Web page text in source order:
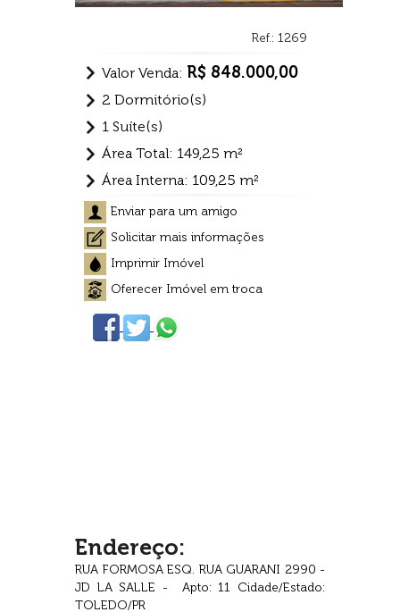
Ref.: 1269
Valor Venda: R$ 848.000,00
2 Dormitório(s)
1 Suíte(s)
Área Total: 149,25 m²
Área Interna: 109,25 m²
Enviar para um amigo
Solicitar mais informações
Imprimir Imóvel
Oferecer Imóvel em troca
Endereço:
RUA FORMOSA ESQ. RUA GUARANI 2990 -
JD LA SALLE - Apto: 11 Cidade/Estado:
TOLEDO/PR